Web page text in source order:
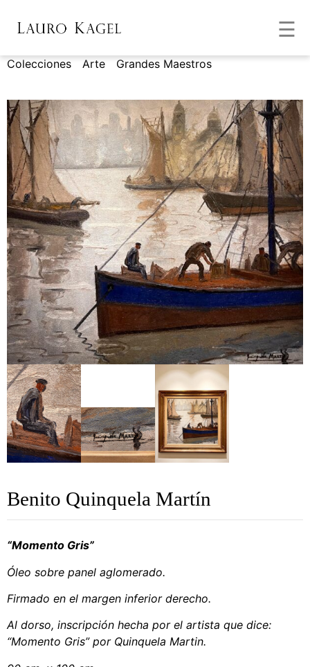
☰
Colecciones Arte Grandes Maestros
Benito Quinquela Martín
“Momento Gris”
Óleo sobre panel aglomerado.
Firmado en el margen inferior derecho.
Al dorso, inscripción hecha por el artista que dice:
“Momento Gris” por Quinquela Martin.